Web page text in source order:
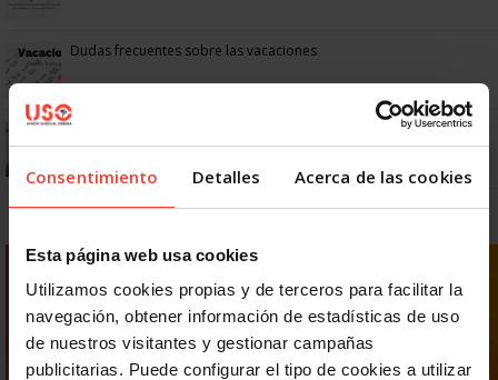
Consentimiento Detalles Acerca de las cookies
Esta página web usa cookies
Utilizamos cookies propias y de terceros para facilitar la
navegación, obtener información de estadísticas de uso
de nuestros visitantes y gestionar campañas
publicitarias. Puede configurar el tipo de cookies a utilizar
Dudas frecuentes sobre las vacaciones
¿Puedo viajar estando de baja?